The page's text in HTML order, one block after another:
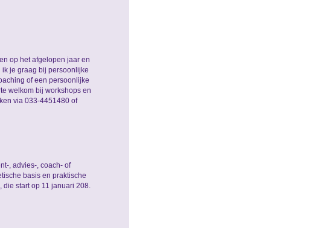
op het afgelopen jaar en
je graag bij persoonlijke
of een persoonlijke
welkom bij workshops en
via 033-4451480 of
, advies-, coach- of
basis en praktische
die start op 11 januari 208.